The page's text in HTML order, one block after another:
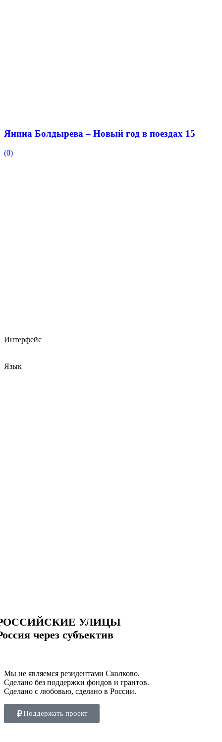
Янина Болдырева – Новый год в поездах 15
(0)
Интерфейс
Язык
УЛИЦЫ
через субъектив
Мы не являемся резидентами Сколково.
Сделано без поддержки фондов и грантов.
Сделано с любовью, сделано в России.
Поддержать проект